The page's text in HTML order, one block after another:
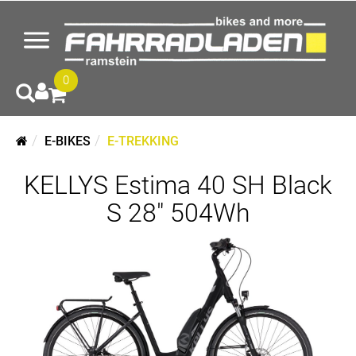
0
E-BIKES E-TREKKING
KELLYS Estima 40 SH Black
S 28" 504Wh